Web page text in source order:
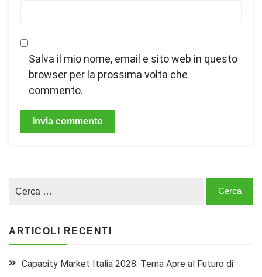
Salva il mio nome, email e sito web in questo
browser per la prossima volta che
commento.
ARTICOLI RECENTI
Capacity Market Italia 2028: Terna Apre al Futuro di